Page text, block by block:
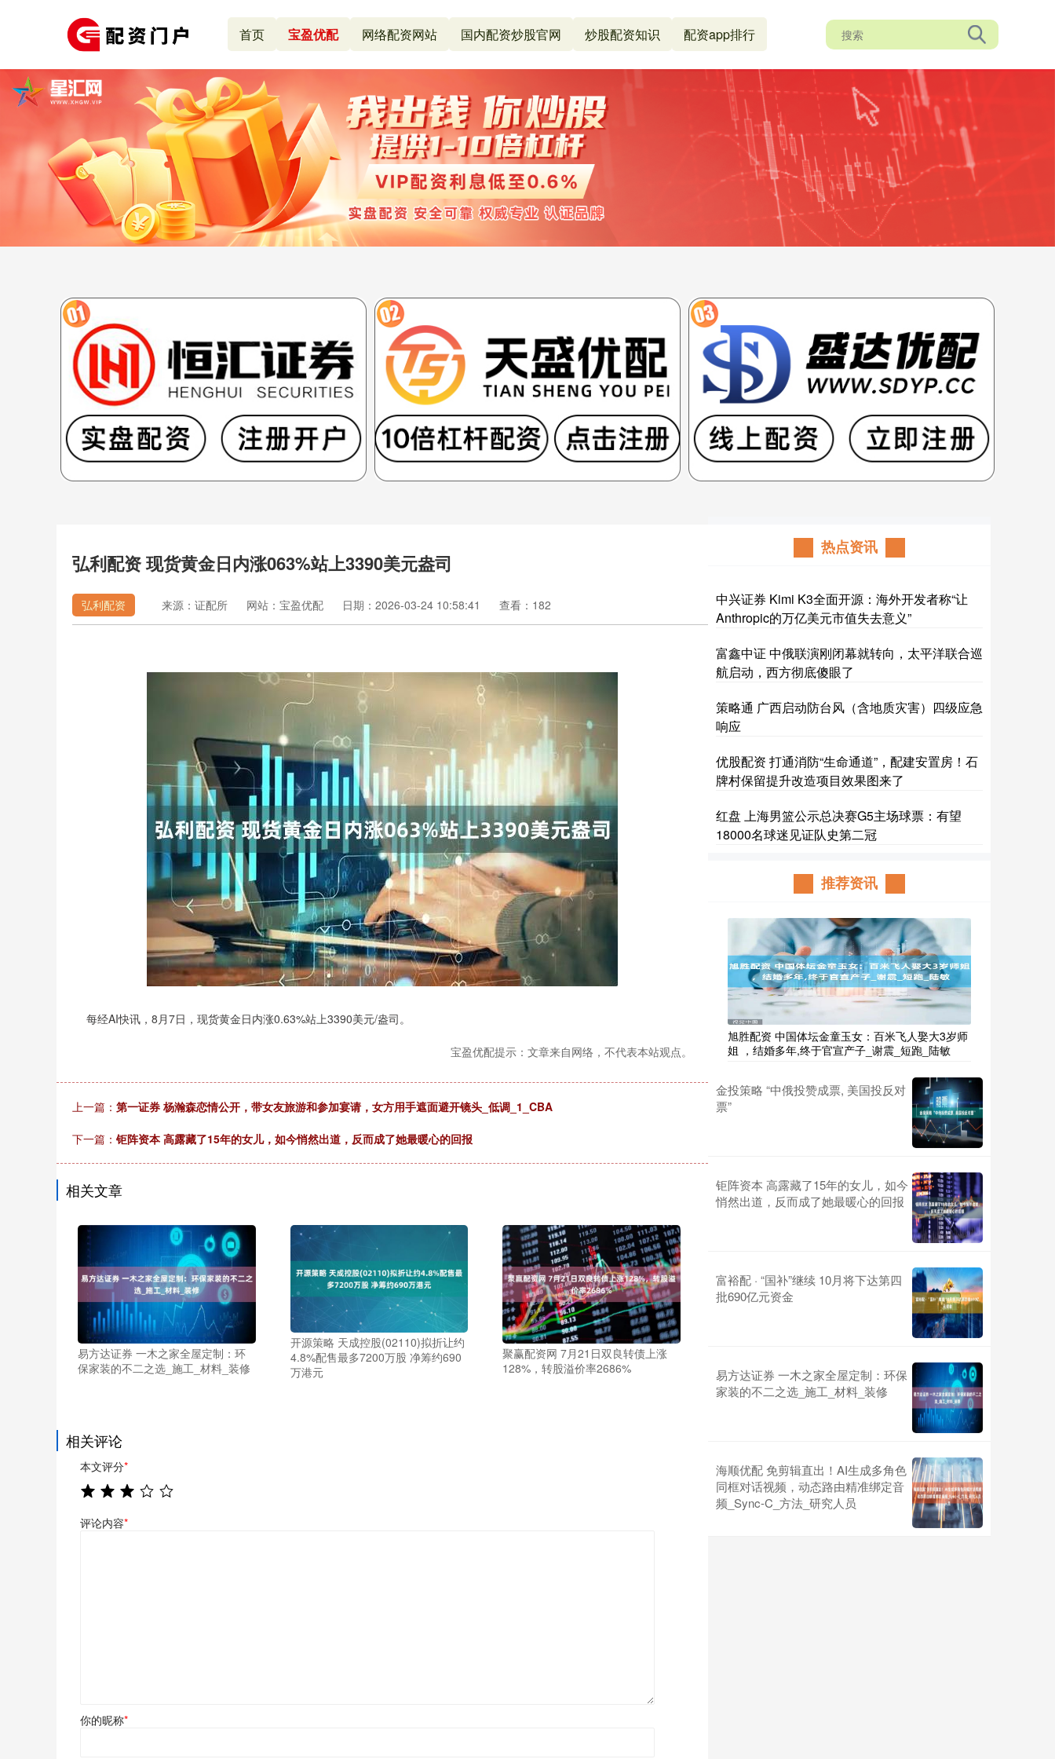
首页 宝盈优配 网络配资网站 国内配资炒股官网 炒股配资知识 配资app排行
弘利配资 现货黄金日内涨063%站上3390美元盎司
弘利配资 来源：证配所 网站：宝盈优配 日期：2026-03-24 10:58:41 查看：182
每经AI快讯，8月7日，现货黄金日内涨0.63%站上3390美元/盎司。
宝盈优配提示：文章来自网络，不代表本站观点。
上一篇： 第一证券 杨瀚森恋情公开，带女友旅游和参加宴请，女方用手遮面避开镜头_低调_1_CBA
下一篇： 钜阵资本 高露藏了15年的女儿，如今悄然出道，反而成了她最暖心的回报
相关文章
易方达证券 一木之家全屋定制：环
保家装的不二之选_施工_材料_装修
开源策略 天成控股(02110)拟折让约
4.8%配售最多7200万股 净筹约690
万港元
聚赢配资网 7月21日双良转债上涨
128%，转股溢价率2686%
相关评论
本文评分*
评论内容*
你的昵称*
热点资讯
中兴证券 Kimi K3全面开源：海外开发者称“让
Anthropic的万亿美元市值失去意义”
富鑫中证 中俄联演刚闭幕就转向，太平洋联合巡
航启动，西方彻底傻眼了
策略通 广西启动防台风（含地质灾害）四级应急
响应
优股配资 打通消防“生命通道”，配建安置房！石
牌村保留提升改造项目效果图来了
红盘 上海男篮公示总决赛G5主场球票：有望
18000名球迷见证队史第二冠
推荐资讯
旭胜配资 中国体坛金童玉女：百米飞人娶大3岁师
姐 ，结婚多年,终于官宣产子_谢震_短跑_陆敏
金投策略 “中俄投赞成票, 美国投反对
票”
钜阵资本 高露藏了15年的女儿，如今
悄然出道，反而成了她最暖心的回报
富裕配 · “国补”继续 10月将下达第四
批690亿元资金
易方达证券 一木之家全屋定制：环保
家装的不二之选_施工_材料_装修
海顺优配 免剪辑直出！AI生成多角色
同框对话视频，动态路由精准绑定音
频_Sync-C_方法_研究人员